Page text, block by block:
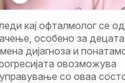
кај офталмолог се од
особено за децата,
дијагноза и
овозможува
со oваа